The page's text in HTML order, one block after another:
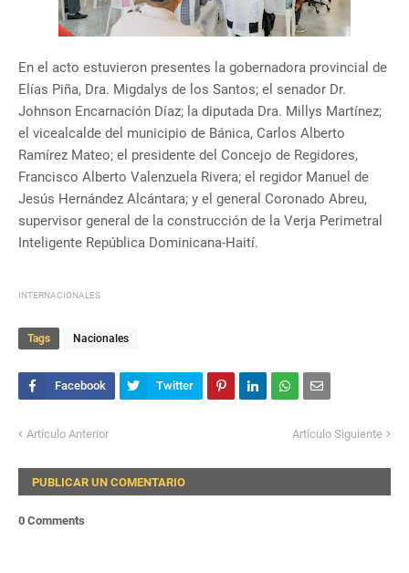
En el acto estuvieron presentes la gobernadora provincial de
Elías Piña, Dra. Migdalys de los Santos; el senador Dr.
Johnson Encarnación Díaz; la diputada Dra. Millys Martínez;
el vicealcalde del municipio de Bánica, Carlos Alberto
Ramírez Mateo; el presidente del Concejo de Regidores,
Francisco Alberto Valenzuela Rivera; el regidor Manuel de
Jesús Hernández Alcántara; y el general Coronado Abreu,
supervisor general de la construcción de la Verja Perimetral
Inteligente República Dominicana-Haití.
INTERNACIONALES
Tags Nacionales
Artículo Anterior Artículo Siguiente
PUBLICAR UN COMENTARIO
0 Comments